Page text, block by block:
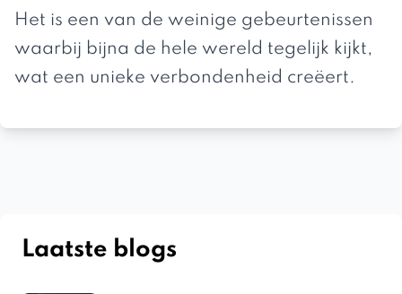
Het is een van de weinige gebeurtenissen
waarbij bijna de hele wereld tegelijk kijkt,
wat een unieke verbondenheid creëert.
Laatste blogs